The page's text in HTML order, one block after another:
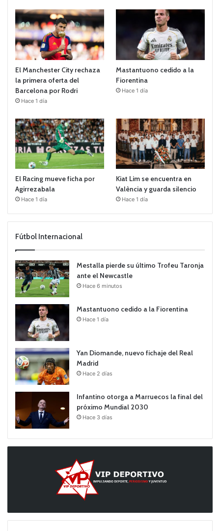
El Manchester City rechaza
la primera oferta del
Barcelona por Rodri
Hace 1 día
Mastantuono cedido a la
Fiorentina
Hace 1 día
El Racing mueve ficha por
Agirrezabala
Hace 1 día
Kiat Lim se encuentra en
València y guarda silencio
Hace 1 día
Fútbol Internacional
Mestalla pierde su último Trofeu Taronja
ante el Newcastle
Hace 6 minutos
Mastantuono cedido a la Fiorentina
Hace 1 día
Yan Diomande, nuevo fichaje del Real
Madrid
Hace 2 días
Infantino otorga a Marruecos la final del
próximo Mundial 2030
Hace 3 días